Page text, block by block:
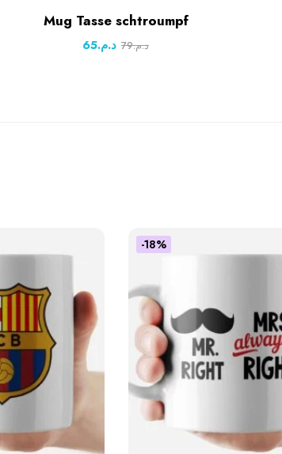
Mug Tasse schtroumpf
د.م.65 د.م.79
-18%